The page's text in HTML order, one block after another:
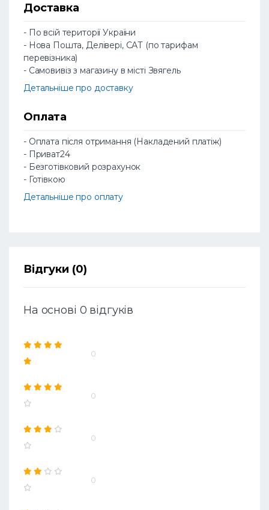
Доставка
- По всій території України
- Нова Пошта, Делівері, САТ (по тарифам
перевізника)
- Самовивіз з магазину в місті Звягель
Детальніше про доставку
Оплата
- Оплата після отримання (Накладений платіж)
- Приват24
- Безготівковий розрахунок
- Готівкою
Детальніше про оплату
Відгуки (0)
На основі 0 відгуків
0
0
0
0